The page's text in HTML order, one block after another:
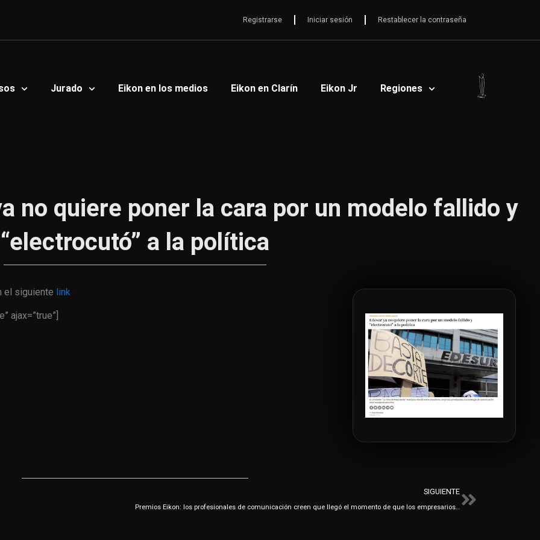
Registrarse Iniciar sesión Restablecer la contraseña
Jurado Eikon en los medios Eikon en Clarín Eikon Jr Regiones
no quiere poner la cara por un modelo fallido y
“electrocutó” a la política
el siguiente link
ajax=”true”]
SIGUIENTE
Premios Eikon: los profesionales de comunicación creen que llegó el momento de que los empresarios levanten el perfil – AMIA sorprendió con su reclamo por los rehenes argentinos de Hamas
Siguiente